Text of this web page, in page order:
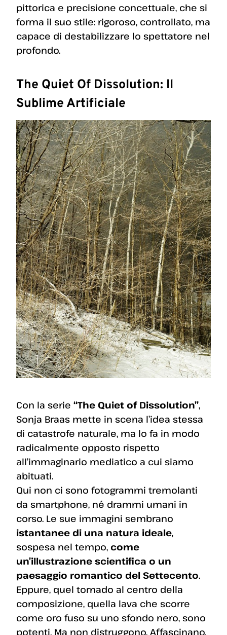
pittorica e precisione concettuale, che si
forma il suo stile: rigoroso, controllato, ma
capace di destabilizzare lo spettatore nel
profondo.
The Quiet Of Dissolution: Il
Sublime Artificiale
Con la serie “The Quiet of Dissolution”,
Sonja Braas mette in scena l’idea stessa
di catastrofe naturale, ma lo fa in modo
radicalmente opposto rispetto
all’immaginario mediatico a cui siamo
abituati.
Qui non ci sono fotogrammi tremolanti
da smartphone, né drammi umani in
corso. Le sue immagini sembrano
istantanee di una natura ideale,
sospesa nel tempo, come
un’illustrazione scientifica o un
paesaggio romantico del Settecento.
Eppure, quel tornado al centro della
composizione, quella lava che scorre
come oro fuso su uno sfondo nero, sono
potenti. Ma non distruggono. Affascinano.